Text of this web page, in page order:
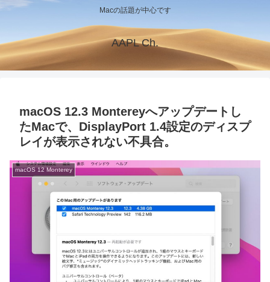
Macの話題が中心です
AAPL Ch.
macOS 12.3 Montereyへアップデートし
たMacで、DisplayPort 1.4設定のディスプ
レイが表示されない不具合。
macOS 12 Monterey